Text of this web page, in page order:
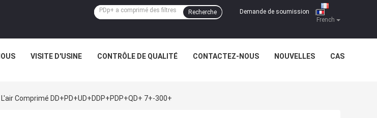
French
Demande de soumission
Recherche
VISITE D'USINE CONTRÔLE DE QUALITÉ CONTACTEZ-NOUS NOUVELLES CAS
Comprimé DD+PD+UD+DDP+PDP+QD+ 7+-300+